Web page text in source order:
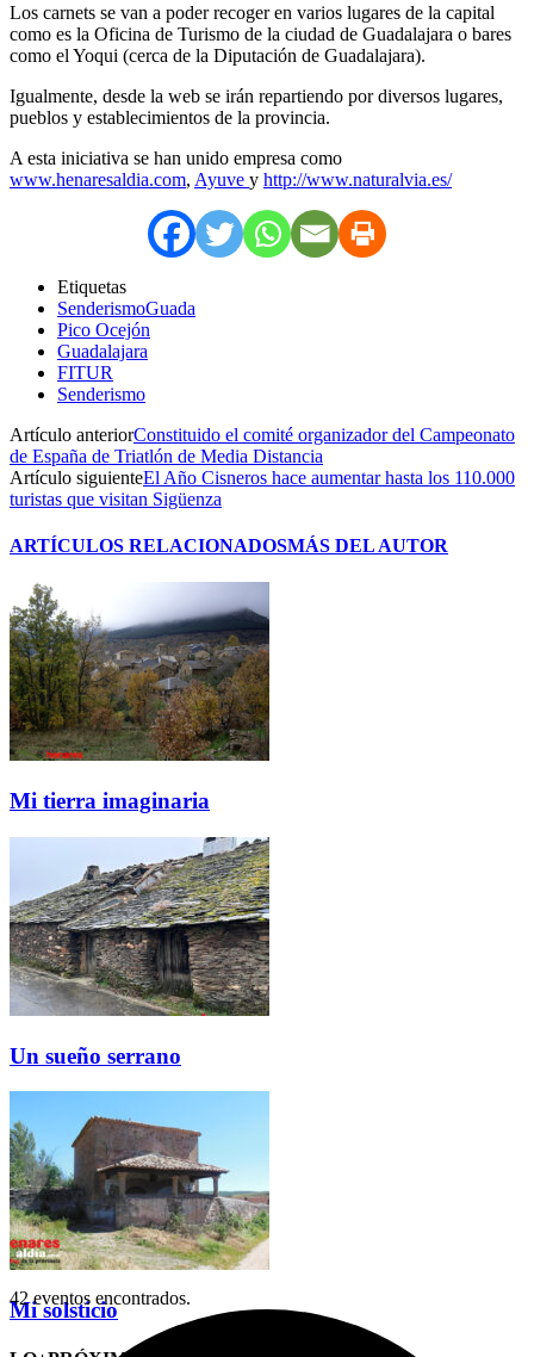
Los carnets se van a poder recoger en varios lugares de la capital
como es la Oficina de Turismo de la ciudad de Guadalajara o bares
como el Yoqui (cerca de la Diputación de Guadalajara).
Igualmente, desde la web se irán repartiendo por diversos lugares,
pueblos y establecimientos de la provincia.
A esta iniciativa se han unido empresa como
www.henaresaldia.com, Ayuve y http://www.naturalvia.es/
Etiquetas
SenderismoGuada
Pico Ocejón
Guadalajara
FITUR
Senderismo
Artículo anteriorConstituido el comité organizador del Campeonato
de España de Triatlón de Media Distancia
Artículo siguienteEl Año Cisneros hace aumentar hasta los 110.000
turistas que visitan Sigüenza
ARTÍCULOS RELACIONADOSMÁS DEL AUTOR
Mi tierra imaginaria
Un sueño serrano
Mi solsticio
42 eventos encontrados.